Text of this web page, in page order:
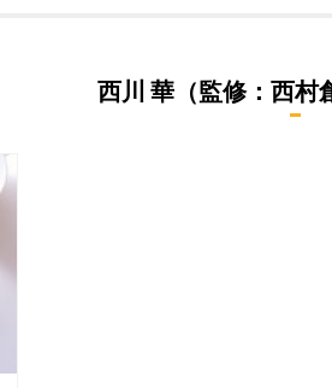
西川 華（監修：西村